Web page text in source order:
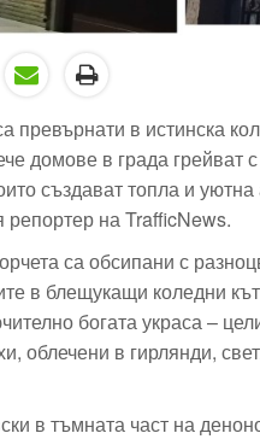
превърнати в истинска
домове в града грейват
създават топла и
репортер на TrafficNews.
са обсипани с
в блещукащи коледни
богата украса –
облечени в гирлянди,
в тъмната част на